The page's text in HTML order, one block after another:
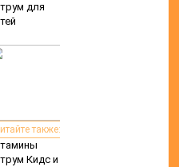
для
также:
Кидс и